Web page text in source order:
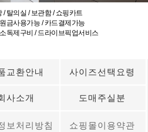
/ 탈의실 / 보관함 / 쇼핑카트
금사용가능 / 카드결제가능
독제구비 / 드라이브픽업서비스
교환안내 사이즈선택요령
사소개 도매주실분
보처리방침 쇼핑몰이용약관